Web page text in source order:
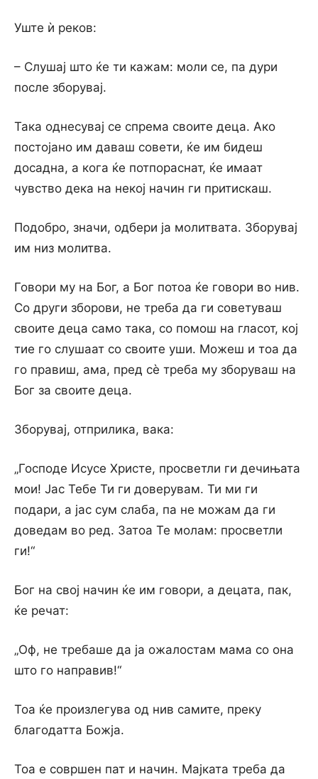
Уште ѝ реков:
– Слушај што ќе ти кажам: моли се, па дури
после зборувај.
Така однесувај се спрема своите деца. Ако
постојано им даваш совети, ќе им бидеш
досадна, а кога ќе потпораснат, ќе имаат
чувство дека на некој начин ги притискаш.
Подобро, значи, одбери ја молитвата. Зборувај
им низ молитва.
Говори му на Бог, а Бог потоа ќе говори во нив.
Со други зборови, не треба да ги советуваш
своите деца само така, со помош на гласот, кој
тие го слушаат со своите уши. Можеш и тоа да
го правиш, ама, пред сѐ треба му зборуваш на
Бог за своите деца.
Зборувај, отприлика, вака:
„Господе Исусе Христе, просветли ги дечињата
мои! Јас Тебе Ти ги доверувам. Ти ми ги
подари, а јас сум слаба, па не можам да ги
доведам во ред. Затоа Те молам: просветли
ги!“
Бог на свој начин ќе им говори, а децата, пак,
ќе речат:
„Оф, не требаше да ја ожалостам мама со она
што го направив!“
Тоа ќе произлегува од нив самите, преку
благодатта Божја.
Тоа е совршен пат и начин. Мајката треба да